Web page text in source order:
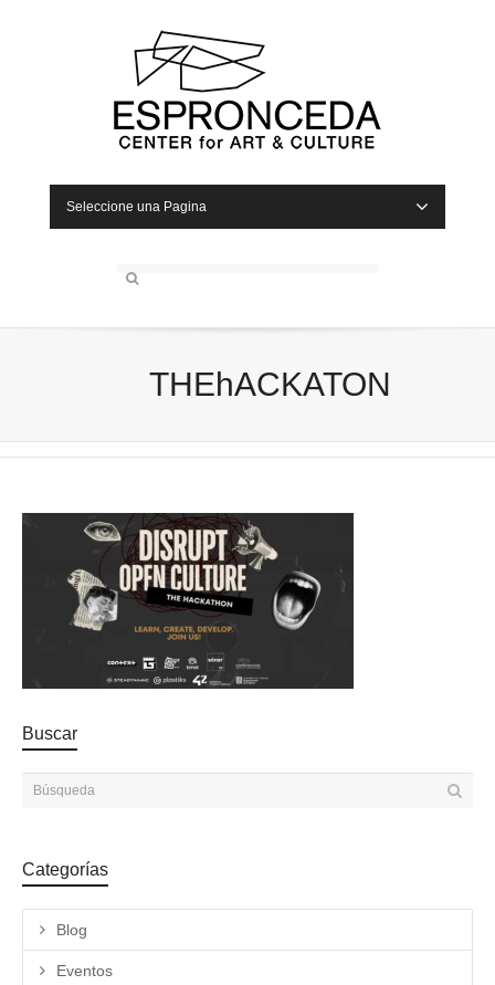
Seleccione una Pagina
THEhACKATON
Buscar
Categorías
Blog
Eventos